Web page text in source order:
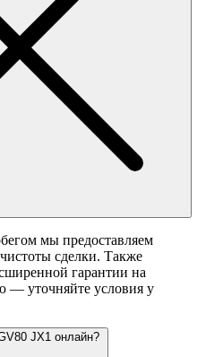
мы предоставляем
сделки. Также
гарантии на
— уточняйте условия у
JX1 онлайн?